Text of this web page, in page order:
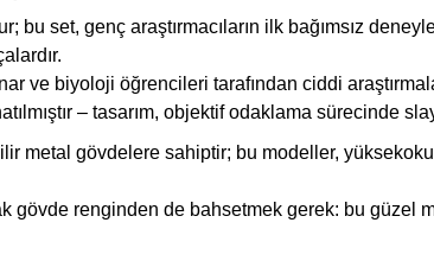
set, genç araştırmacıların ilk bağımsız
ve biyoloji öğrencileri tarafından ciddi
– tasarım, objektif odaklama sürecinde
metal gövdelere sahiptir; bu modeller,
gövde renginden de bahsetmek gerek: bu güzel